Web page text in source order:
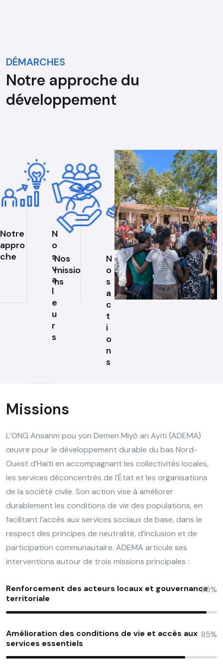
DÉMARCHES
Notre approche du
développement
Notre
appro
che
N
o
s
v
a
l
e
u
r
s
Nos
missio
ns
N
o
s
a
c
t
i
o
n
s
Missions
L’ONG Ansanm pou yon Demen Miyò an Ayiti (ADEMA)
œuvre pour le développement durable du bas Nord-
Ouest d’Haïti en accompagnant les collectivités locales,
les services déconcentrés de l’État et les organisations
de la société civile. Son action vise à améliorer
durablement les conditions de vie des populations, en
facilitant l’accès aux services sociaux de base, dans le
respect des principes de neutralité, d’inclusion et de
participation communautaire. ADEMA articule ses
interventions autour de trois missions principales :
Renforcement des acteurs locaux et gouvernance
territoriale
95%
Amélioration des conditions de vie et accès aux
services essentiels
85%